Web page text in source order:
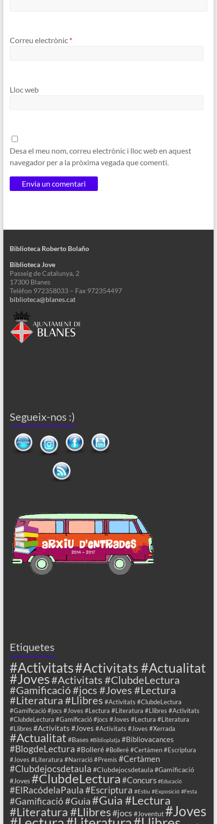
Correu electrònic *
Lloc web
Desa el meu nom, correu electrònic i lloc web en aquest
navegador per a la pròxima vegada que comenti.
Biblioteca Roberto Bolaño
Biblioteca Jove
Passeig de Catalunya, 2
17300 Blanes
Telèfon 972358033 – Fax 972354497
biblioteca@blanes.cat
Segueix-nos :)
Etiquetes
#Activitats#Activitats #Actualitat
#Joves#Activitats #ClubdeLectura
#Gamificació #jocs #Joves #Lectura
#Literatura #Llibres #Activitats #ClubdeLectura
#Gamificació #jocs #Joves #Lectura #Literatura #Llibres #Activitats
#ClubdeLectura #Gamificació #jocs #Joves #Lectura #Literatura
#Llibres #Activitats #Joves #Activitats #Joves #Xerrada
#Actualitat #Bases #Biblioplatja #Bibliovacances
#BlogdeLectura #Bolleré #Bolleré #Certàmen #Escriptura
#Joves #Literatura #Narració #Premis #Certàmen
#Clubdejocsdetaula #Clubdejocsdetaula #Gamificació
#Joves#ClubdeLectura#Concurs #Educació
#ElRacódelaPaula#Escriptura #Estiu #Exposició #Festa
#Gamificació#Guia#Guia #Lectura
#Literatura #Llibres#jocs #Joventut#Joves